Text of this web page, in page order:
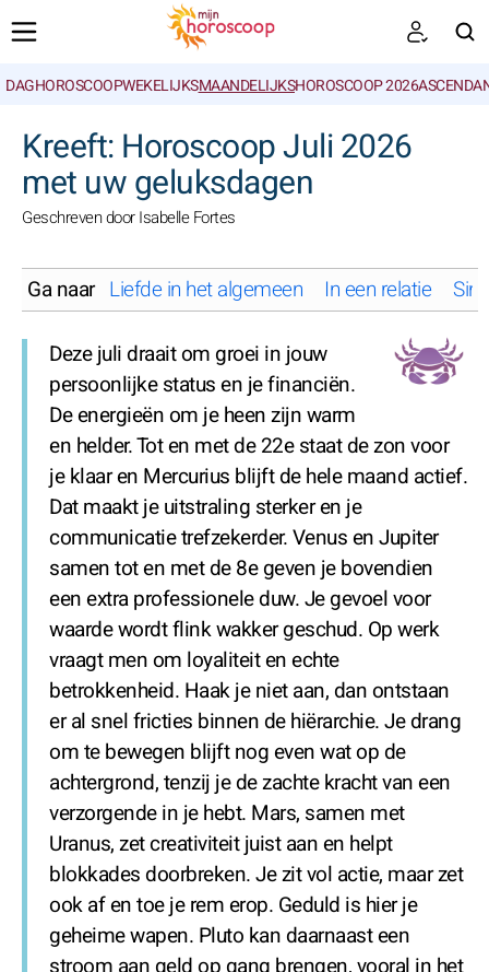
DAGHOROSCOOPWEKELIJKSMAANDELIJKSHOROSCOOP 2026
Kreeft: Horoscoop Juli 2026
met uw geluksdagen
Geschreven door Isabelle Fortes
Ga naar Liefde in het algemeen In een relatie
Deze juli draait om groei in jouw
persoonlijke status en je financiën.
De energieën om je heen zijn warm
en helder. Tot en met de 22e staat de zon voor
je klaar en Mercurius blijft de hele maand actief.
Dat maakt je uitstraling sterker en je
communicatie trefzekerder. Venus en Jupiter
samen tot en met de 8e geven je bovendien
een extra professionele duw. Je gevoel voor
waarde wordt flink wakker geschud. Op werk
vraagt men om loyaliteit en echte
betrokkenheid. Haak je niet aan, dan ontstaan
er al snel fricties binnen de hiërarchie. Je drang
om te bewegen blijft nog even wat op de
achtergrond, tenzij je de zachte kracht van een
verzorgende in je hebt. Mars, samen met
Uranus, zet creativiteit juist aan en helpt
blokkades doorbreken. Je zit vol actie, maar zet
ook af en toe je rem erop. Geduld is hier je
geheime wapen. Pluto kan daarnaast een